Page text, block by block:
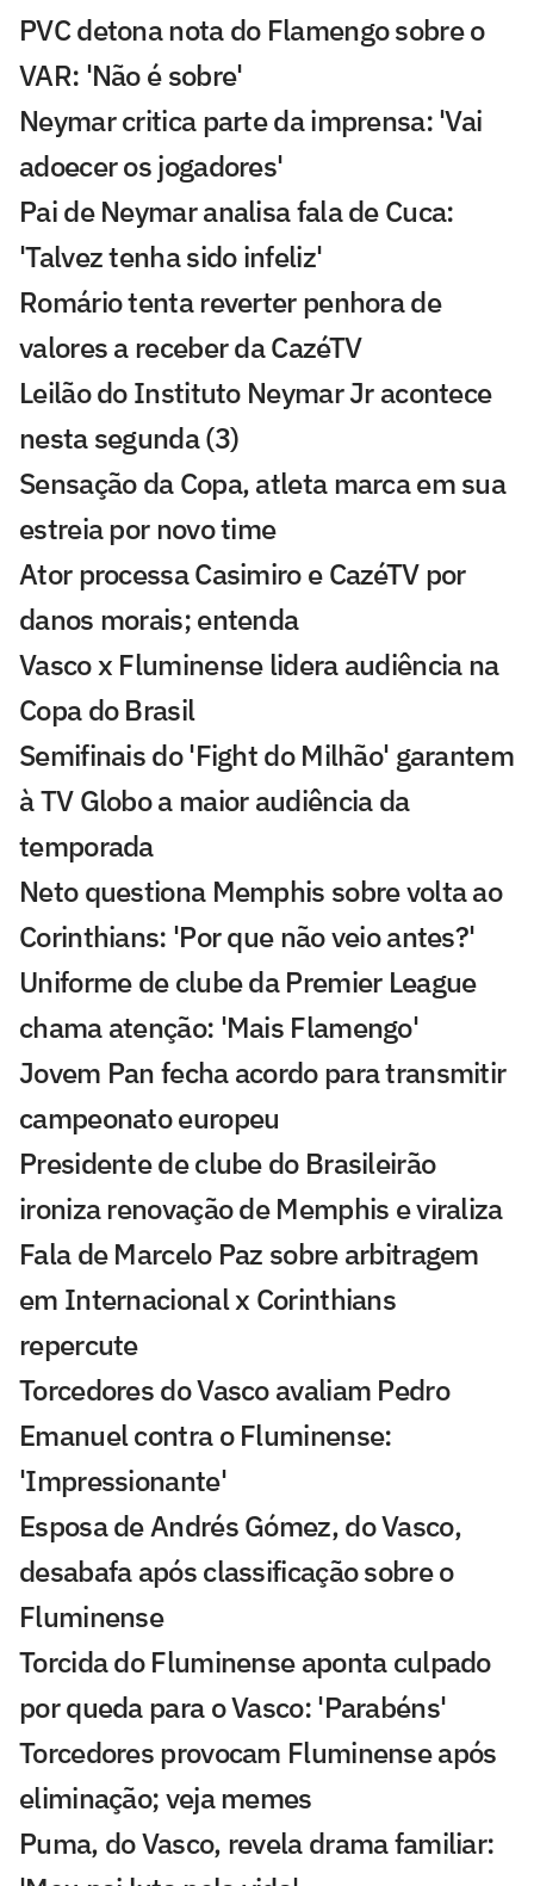
PVC detona nota do Flamengo sobre o
VAR: 'Não é sobre'
Neymar critica parte da imprensa: 'Vai
adoecer os jogadores'
Pai de Neymar analisa fala de Cuca:
'Talvez tenha sido infeliz'
Romário tenta reverter penhora de
valores a receber da CazéTV
Leilão do Instituto Neymar Jr acontece
nesta segunda (3)
Sensação da Copa, atleta marca em sua
estreia por novo time
Ator processa Casimiro e CazéTV por
danos morais; entenda
Vasco x Fluminense lidera audiência na
Copa do Brasil
Semifinais do 'Fight do Milhão' garantem
à TV Globo a maior audiência da
temporada
Neto questiona Memphis sobre volta ao
Corinthians: 'Por que não veio antes?'
Uniforme de clube da Premier League
chama atenção: 'Mais Flamengo'
Jovem Pan fecha acordo para transmitir
campeonato europeu
Presidente de clube do Brasileirão
ironiza renovação de Memphis e viraliza
Fala de Marcelo Paz sobre arbitragem
em Internacional x Corinthians
repercute
Torcedores do Vasco avaliam Pedro
Emanuel contra o Fluminense:
'Impressionante'
Esposa de Andrés Gómez, do Vasco,
desabafa após classificação sobre o
Fluminense
Torcida do Fluminense aponta culpado
por queda para o Vasco: 'Parabéns'
Torcedores provocam Fluminense após
eliminação; veja memes
Puma, do Vasco, revela drama familiar: